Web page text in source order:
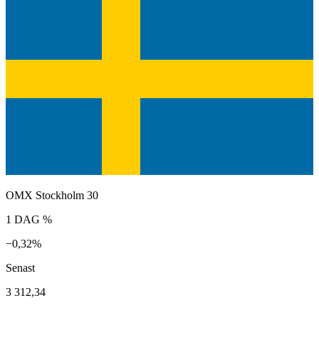
OMX Stockholm 30
1 DAG %
−0,32%
Senast
3 312,34